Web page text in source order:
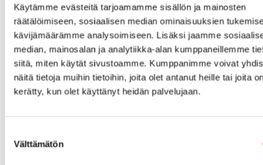
Käytämme evästeitä tarjoamamme sisällön ja mainosten
räätälöimiseen, sosiaalisen median ominaisuuksien
kävijämäärämme analysoimiseen. Lisäksi jaamme
median, mainosalan ja analytiikka-alan kumppaneillemme
siitä, miten käytät sivustoamme. Kumppanimme voivat
näitä tietoja muihin tietoihin, joita olet antanut heille tai joita
kerätty, kun olet käyttänyt heidän palvelujaan.
valinta
Välttämätön
sekä Suomenrakentamismääräys kokoelma menevät
rakennusjärjestyksen edelle.
Kunnan rakennusvalvontaviranomainen on
ympäristölautakunta, jonka alaisena toimii
rakennustarkastaja. Päätösvallan siirtämisestä on
määrätty johtosäännössä.
Energiatehokas koti